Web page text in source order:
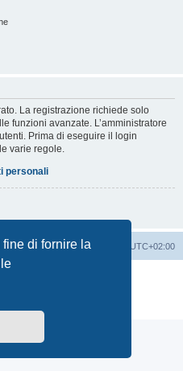
di fornire la
La registrazione richiede solo
funzioni avanzate. L’amministratore
Prima di eseguire il login
varie regole.
personali
Tutti gli orari sono UTC+02:00
cookie